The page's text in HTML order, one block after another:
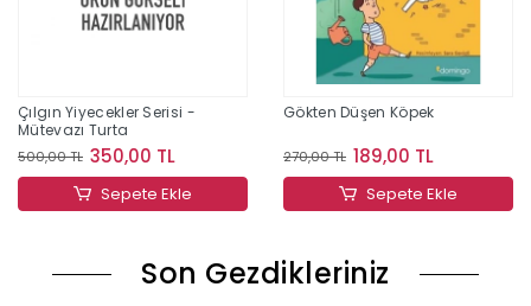
Çılgın Yiyecekler Serisi -
Mütevazı Turta
500,00 TL 350,00 TL
Sepete Ekle
Gökten Düşen Köpek
270,00 TL 189,00 TL
Sepete Ekle
Son Gezdikleriniz